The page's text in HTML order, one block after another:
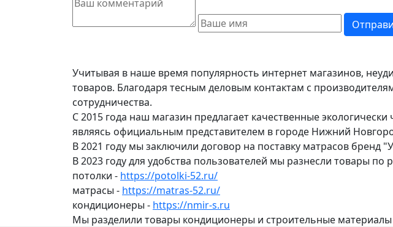
Учитывая в наше время популярность интернет магазинов,
товаров. Благодаря тесным деловым контактам с
сотрудничества.
С 2015 года наш магазин предлагает качественные
являясь официальным представителем в городе Нижний
В 2021 году мы заключили договор на поставку матрасов бренд
В 2023 году для удобства пользователей мы разнесли товары
потолки - https://potolki-52.ru/
матрасы - https://matras-52.ru/
кондиционеры - https://nmir-s.ru
Мы разделили товары кондиционеры и строительные